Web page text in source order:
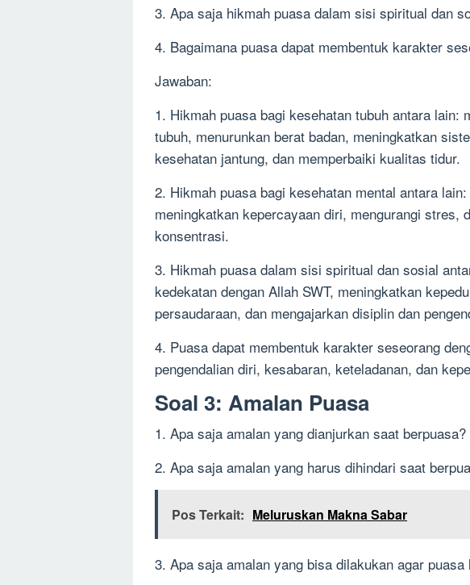
3. Apa saja hikmah puasa dalam sisi spiritual dan
4. Bagaimana puasa dapat membentuk karakter
Jawaban:
1. Hikmah puasa bagi kesehatan tubuh antara lain:
tubuh, menurunkan berat badan, meningkatkan
kesehatan jantung, dan memperbaiki kualitas tidur.
2. Hikmah puasa bagi kesehatan mental antara
meningkatkan kepercayaan diri, mengurangi stres,
konsentrasi.
3. Hikmah puasa dalam sisi spiritual dan sosial
kedekatan dengan Allah SWT, meningkatkan
persaudaraan, dan mengajarkan disiplin dan
4. Puasa dapat membentuk karakter seseorang
pengendalian diri, kesabaran, keteladanan, dan
Soal 3: Amalan Puasa
1. Apa saja amalan yang dianjurkan saat berpuasa?
2. Apa saja amalan yang harus dihindari saat
Pos Terkait: Meluruskan Makna Sabar
3. Apa saja amalan yang bisa dilakukan agar puasa